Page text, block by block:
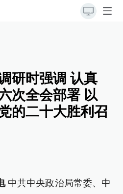
研时强调 认真
次全会部署 以
的二十大胜利召
中共中央政治局常委、中